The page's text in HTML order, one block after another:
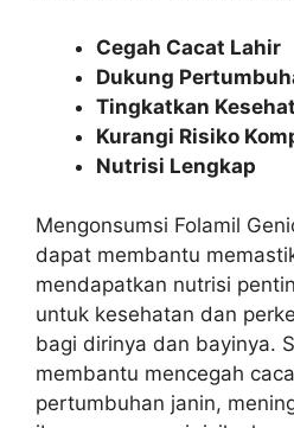
Cegah Cacat Lahir
Dukung
Tingkatkan
Kurangi Risiko
Nutrisi Lengkap
Mengonsumsi Folamil
dapat membantu
mendapatkan nutrisi
untuk kesehatan dan
bagi dirinya dan bayinya.
membantu mencegah
pertumbuhan janin,